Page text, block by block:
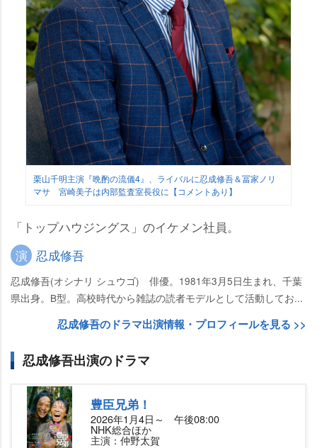
栗山千明主演『晩酌の流儀4』、ライバルに忍成修吾＆冨家ノリ
マサ 宮崎美子は内部監査室長役に【コメントあり】
「トップハウジングス」のイケメン社員。
演 忍成修吾
忍成修吾(オシナリ シュウゴ) 俳優。1981年3月5日生まれ、千葉
県出身。B型。高校時代から雑誌の読者モデルとして活動してお...
忍成修吾のドラマ出演情報・プロフィールを見る >>
忍成修吾出演のドラマ
豊臣兄弟！
2026年1月4日～ 午後08:00
NHK総合ほか
主演：仲野太賀